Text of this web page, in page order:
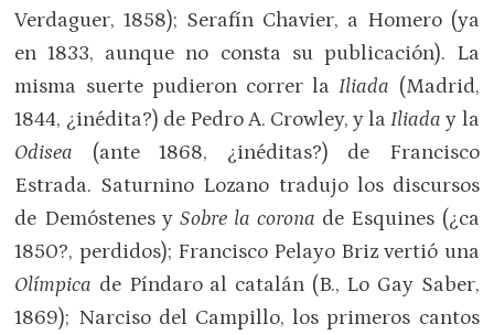
Verdaguer, 1858); Serafín Chavier, a Homero (ya
en 1833, aunque no consta su publicación). La
misma suerte pudieron correr laIliada (Madrid,
1844, ¿inédita?) de Pedro A. Crowley, y laIliaday la
Odisea (ante 1868, ¿inéditas?) de Francisco
Estrada. Saturnino Lozano tradujo los discursos
de Demóstenes y Sobre la corona de Esquines (¿ca
1850?, perdidos); Francisco Pelayo Briz vertió una
Olímpica de Píndaro al catalán (B., Lo Gay Saber,
1869); Narciso del Campillo, los primeros cantos